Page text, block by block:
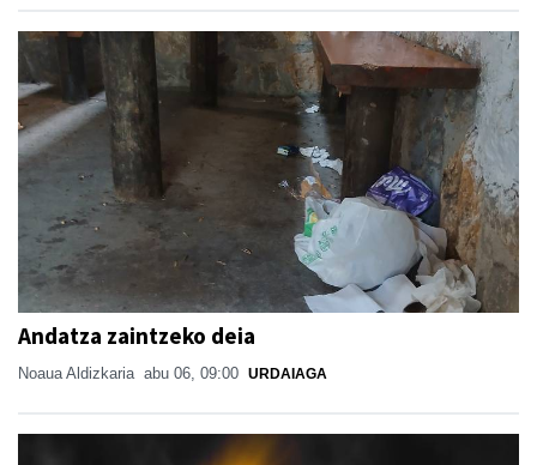
Andatza zaintzeko deia
Noaua Aldizkaria abu 06, 09:00 URDAIAGA